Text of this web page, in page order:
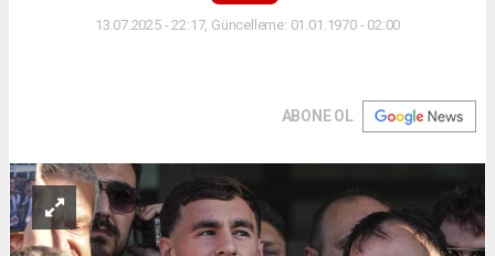
13.07.2025 - 22:17, Güncelleme: 01.01.1970 - 02:00
ABONE OL